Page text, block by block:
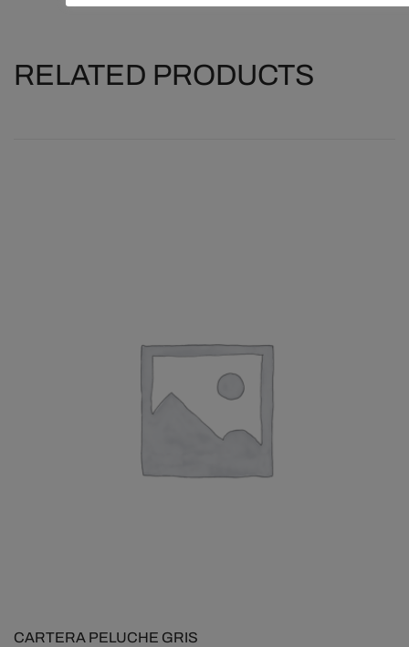
RELATED PRODUCTS
CARTERA PELUCHE GRIS